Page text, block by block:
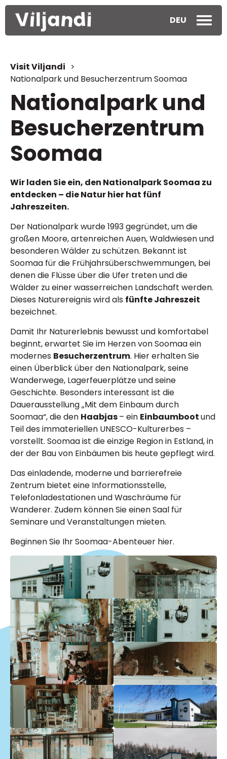
DEU
Visit Viljandi >
Nationalpark und Besucherzentrum Soomaa
Nationalpark und
Besucherzentrum
Soomaa
Wir laden Sie ein, den Nationalpark Soomaa zu
entdecken – die Natur hier hat fünf
Jahreszeiten.
Der Nationalpark wurde 1993 gegründet, um die
großen Moore, artenreichen Auen, Waldwiesen und
besonderen Wälder zu schützen. Bekannt ist
Soomaa für die Frühjahrsüberschwemmungen, bei
denen die Flüsse über die Ufer treten und die
Wälder zu einer wasserreichen Landschaft werden.
Dieses Naturereignis wird als fünfte Jahreszeit
bezeichnet.
Damit Ihr Naturerlebnis bewusst und komfortabel
beginnt, erwartet Sie im Herzen von Soomaa ein
modernes Besucherzentrum. Hier erhalten Sie
einen Überblick über den Nationalpark, seine
Wanderwege, Lagerfeuerplätze und seine
Geschichte. Besonders interessant ist die
Dauerausstellung „Mit dem Einbaum durch
Soomaa“, die den Haabjas– ein Einbaumbootund
Teil des immateriellen UNESCO-Kulturerbes –
vorstellt. Soomaa ist die einzige Region in Estland, in
der der Bau von Einbäumen bis heute gepflegt wird.
Das einladende, moderne und barrierefreie
Zentrum bietet eine Informationsstelle,
Telefonladestationen und Waschräume für
Wanderer. Zudem können Sie einen Saal für
Seminare und Veranstaltungen mieten.
Beginnen Sie Ihr Soomaa-Abenteuer hier.